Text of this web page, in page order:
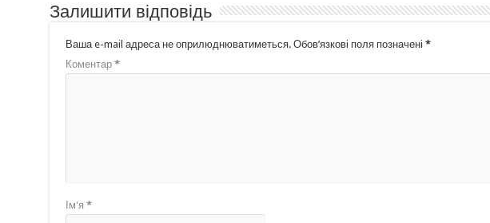
Залишити відповідь
Ваша e-mail адреса не оприлюднюватиметься. Обов’язкові поля позначені *
Коментар *
Ім'я *